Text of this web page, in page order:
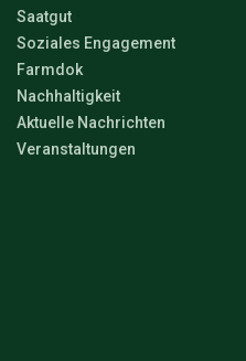
Saatgut
Soziales Engagement
Farmdok
Nachhaltigkeit
Aktuelle Nachrichten
Veranstaltungen